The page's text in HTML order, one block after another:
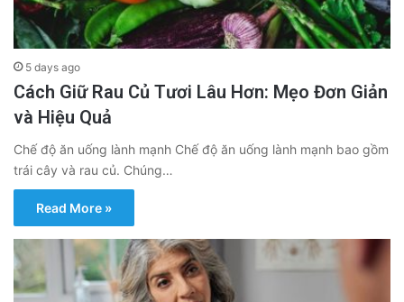
5 days ago
Cách Giữ Rau Củ Tươi Lâu Hơn: Mẹo Đơn Giản
và Hiệu Quả
Chế độ ăn uống lành mạnh Chế độ ăn uống lành mạnh bao gồm
trái cây và rau củ. Chúng…
Read More »